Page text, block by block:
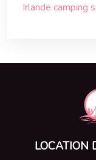
Irlande camping
LOCATION